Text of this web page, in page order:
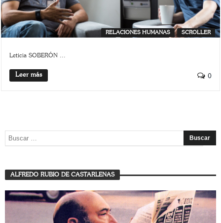
RELACIONES HUMANAS SCROLLER
Leticia SOBERÓN ...
Leer más 0
ALFREDO RUBIO DE CASTARLENAS